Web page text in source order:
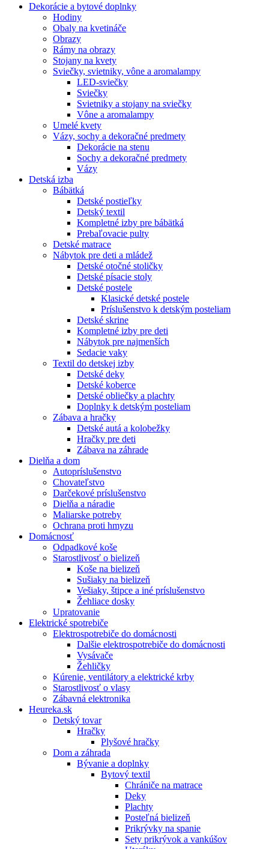
Dekorácie a bytové doplnky
Hodiny
Obaly na kvetináče
Obrazy
Rámy na obrazy
Stojany na kvety
Sviečky, svietniky, vône a aromalampy
LED-sviečky
Sviečky
Svietniky a stojany na sviečky
Vône a aromalampy
Umelé kvety
Vázy, sochy a dekoračné predmety
Dekorácie na stenu
Sochy a dekoračné predmety
Vázy
Detská izba
Bábätká
Detské postieľky
Detský textil
Kompletné izby pre bábätká
Prebaľovacie pulty
Detské matrace
Nábytok pre deti a mládež
Detské otočné stoličky
Detské písacie stoly
Detské postele
Klasické detské postele
Príslušenstvo k detským posteliam
Detské skrine
Kompletné izby pre deti
Nábytok pre najmenších
Sedacie vaky
Textil do detskej izby
Detské deky
Detské koberce
Detské obliečky a plachty
Doplnky k detským posteliam
Zábava a hračky
Detské autá a kolobežky
Hračky pre deti
Zábava na záhrade
Dielňa a dom
Autopríslušenstvo
Chovateľstvo
Darčekové príslušenstvo
Dielňa a náradie
Maliarske potreby
Ochrana proti hmyzu
Domácnosť
Odpadkové koše
Starostlivosť o bielizeň
Koše na bielizeň
Sušiaky na bielizeň
Vešiaky, štipce a iné príslušenstvo
Žehliace dosky
Upratovanie
Elektrické spotrebiče
Elektrospotrebiče do domácnosti
Dalšie elektrospotrebiče do domácnosti
Vysávače
Žehličky
Kúrenie, ventilátory a elektrické krby
Starostlivosť o vlasy
Zábavná elektronika
Heureka.sk
Detský tovar
Hračky
Plyšové hračky
Dom a záhrada
Bývanie a doplnky
Bytový textil
Chrániče na matrace
Deky
Plachty
Posteľná bielizeň
Prikrývky na spanie
Sety prikrývok a vankúšov